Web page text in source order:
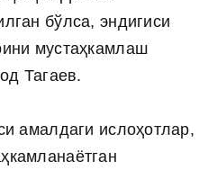
бўлса, эндигиси
мустаҳкамлаш
Тагаев.
амалдаги ислоҳотлар,